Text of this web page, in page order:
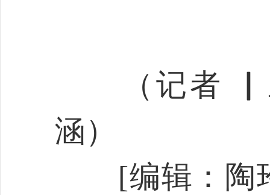
（ 记者 ▏
涵）
[编辑：陶